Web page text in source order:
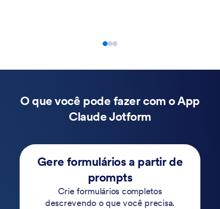
O que você pode fazer com o App
Claude Jotform
Gere formulários a partir de
prompts
Crie formulários completos
descrevendo o que você precisa.